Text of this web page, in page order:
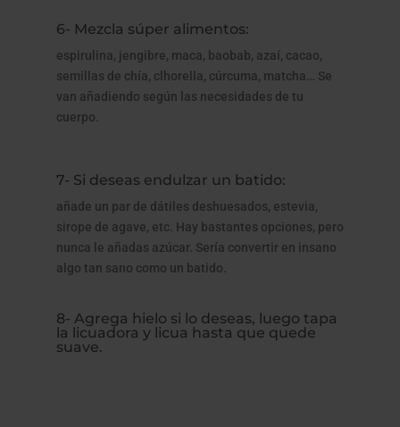
6- Mezcla súper alimentos:
espirulina, jengibre, maca, baobab, azaí, cacao,
semillas de chía, clhorella, cúrcuma, matcha… Se
van añadiendo según las necesidades de tu
cuerpo.
7- Si deseas endulzar un batido:
añade un par de dátiles deshuesados, estevia,
sirope de agave, etc. Hay bastantes opciones, pero
nunca le añadas azúcar. Sería convertir en insano
algo tan sano como un batido.
8- Agrega hielo si lo deseas, luego tapa
la licuadora y licua hasta que quede
suave.